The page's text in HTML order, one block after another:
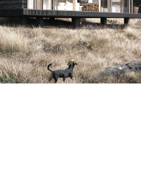
Замовити будівництво